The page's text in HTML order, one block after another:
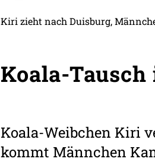
Kiri zieht nach Duisburg,
Koala-Tausch
Koala-Weibchen Kiri
kommt Männchen